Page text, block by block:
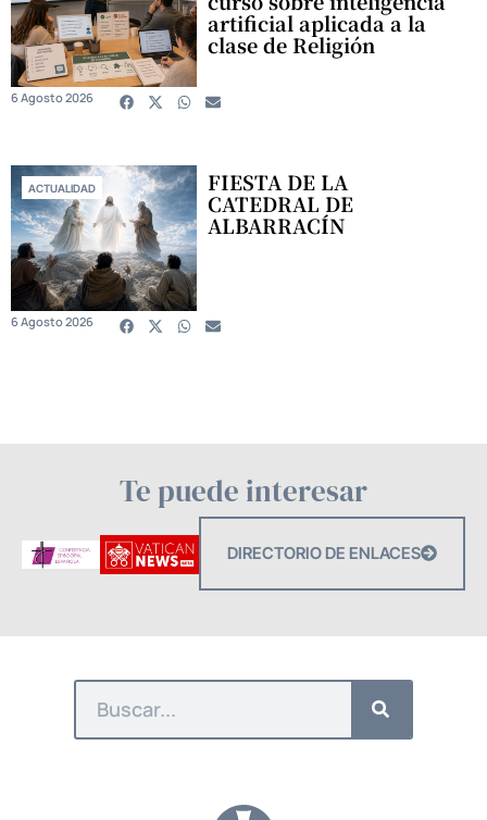
artificial aplicada a la
clase de Religión
6 Agosto 2026
ACTUALIDAD FIESTA DE LA
CATEDRAL DE
ALBARRACÍN
6 Agosto 2026
Te puede interesar
DIRECTORIO DE ENLACES